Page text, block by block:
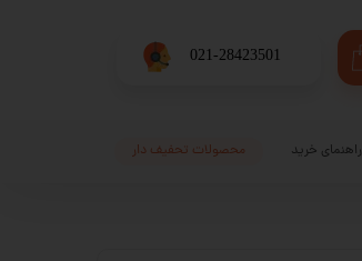
​021-28423501
محصولات تحفیف دار راهنمای خرید